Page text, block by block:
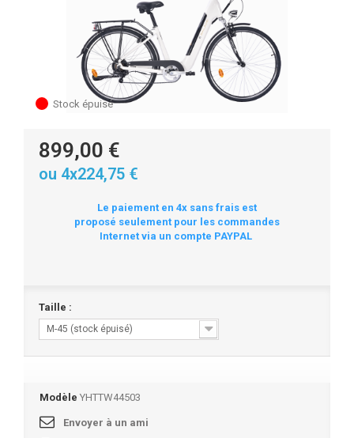
899,00 €
ou 4x224,75 €
Le paiement en 4x sans frais est
proposé seulement pour les commandes
Internet via un compte PAYPAL
Taille :
M-45 (stock épuisé)
Stock épuisé
Modèle YHTTW44503
Envoyer à un ami